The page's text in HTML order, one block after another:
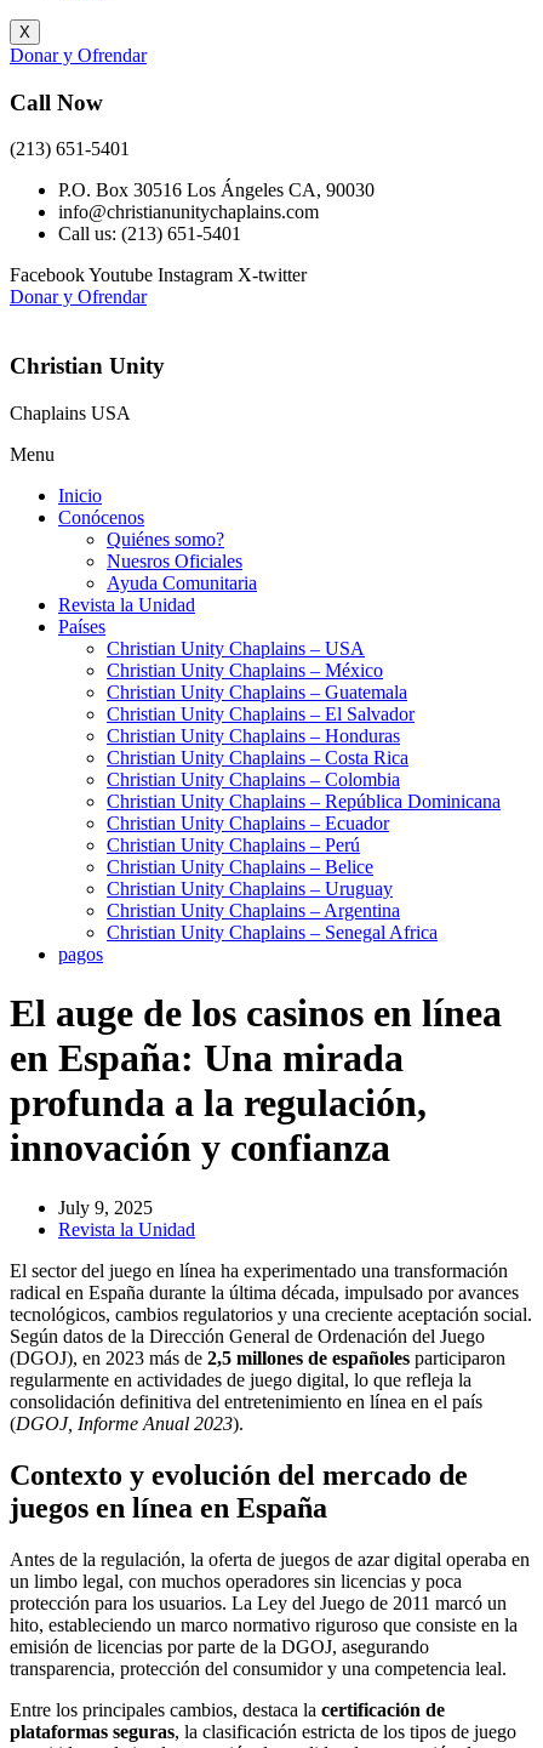
X
Donar y Ofrendar
Call Now
(213) 651-5401
P.O. Box 30516 Los Ángeles CA, 90030
info@christianunitychaplains.com
Call us: (213) 651-5401
FacebookYoutube Instagram X-twitter
Donar y Ofrendar
Christian Unity
Chaplains USA
Menu
Inicio
Conócenos
Quiénes somo?
Nuesros Oficiales
Ayuda Comunitaria
Revista la Unidad
Países
Christian Unity Chaplains – USA
Christian Unity Chaplains – México
Christian Unity Chaplains – Guatemala
Christian Unity Chaplains – El Salvador
Christian Unity Chaplains – Honduras
Christian Unity Chaplains – Costa Rica
Christian Unity Chaplains – Colombia
Christian Unity Chaplains – República Dominicana
Christian Unity Chaplains – Ecuador
Christian Unity Chaplains – Perú
Christian Unity Chaplains – Belice
Christian Unity Chaplains – Uruguay
Christian Unity Chaplains – Argentina
Christian Unity Chaplains – Senegal Africa
pagos
El auge de los casinos en línea
en España: Una mirada
profunda a la regulación,
innovación y confianza
July 9, 2025
Revista la Unidad
El sector del juego en línea ha experimentado una transformación
radical en España durante la última década, impulsado por avances
tecnológicos, cambios regulatorios y una creciente aceptación social.
Según datos de la Dirección General de Ordenación del Juego
(DGOJ), en 2023 más de 2,5 millones de españoles participaron
regularmente en actividades de juego digital, lo que refleja la
consolidación definitiva del entretenimiento en línea en el país
(DGOJ, Informe Anual 2023).
Contexto y evolución del mercado de
juegos en línea en España
Antes de la regulación, la oferta de juegos de azar digital operaba en
un limbo legal, con muchos operadores sin licencias y poca
protección para los usuarios. La Ley del Juego de 2011 marcó un
hito, estableciendo un marco normativo riguroso que consiste en la
emisión de licencias por parte de la DGOJ, asegurando
transparencia, protección del consumidor y una competencia leal.
Entre los principales cambios, destaca la certificación de
plataformas seguras, la clasificación estricta de los tipos de juego